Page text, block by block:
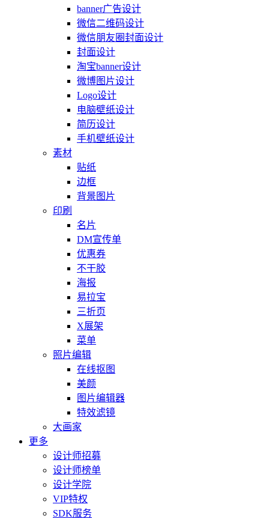
banner广告设计
微信二维码设计
微信朋友圈封面设计
封面设计
淘宝banner设计
微博图片设计
Logo设计
电脑壁纸设计
简历设计
手机壁纸设计
素材
贴纸
边框
背景图片
印刷
名片
DM宣传单
优惠券
不干胶
海报
易拉宝
三折页
X展架
菜单
照片编辑
在线抠图
美颜
图片编辑器
特效滤镜
大画家
更多
设计师招募
设计师榜单
设计学院
VIP特权
SDK服务